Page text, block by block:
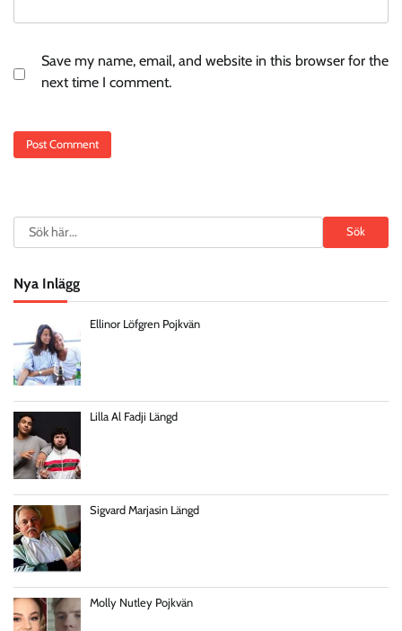
Save my name, email, and website in this browser for the
next time I comment.
Search Sök
Nya Inlägg
Ellinor Löfgren Pojkvän
Lilla Al Fadji Längd
Sigvard Marjasin Längd
Molly Nutley Pojkvän